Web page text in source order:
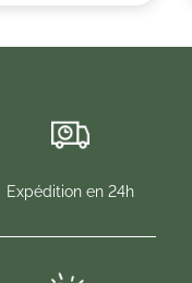
Expédition en 24h